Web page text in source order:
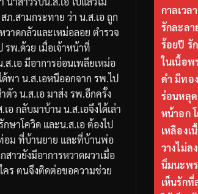
สภ.สามกระทาย ว่า น.ส.เอถูก
วาดกลัวและเหม่อลอย ตำรวจ
รพ.ด้วย เมื่อเจ้าหน้าที่
.ส.เอมีอาการอ่อนเพลียเหม่อ
ด้พา น.ส.เอหนีออกจาก รพ.ไป
ตัว น.ส.เอมาส่ง รพ.อีกครั้ง
.เอกลับมาบ้านน.ส.เอจึงได้เล่า
ษาโควิด และน.ส.เอต้องไป
อม ที่บ้านยาย และที่บ้านพ่อ
สาวยังมีอาการหวาดผวาเมื่อ
คร ตนจึงติดต่อขอความช่วย
กาลเว
รักละลา
ร้อยปี รั
ในเนื้อพ
ดำ มีทอ
ร่อนหลุ
หน้าอก
เหลืองเ
วางไม่ล
นิ่มนะพ
เห็นรัก